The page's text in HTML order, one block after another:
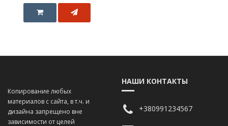
Копирование любых
материалов с сайта, в т.ч. и
дизайна запрещено вне
зависимости от целей
НАШИ КОНТАКТЫ
+380991234567